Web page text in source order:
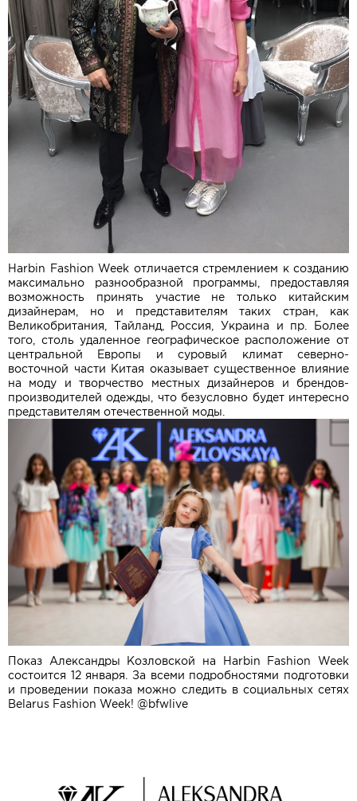
Harbin Fashion Week отличается стремлением к созданию
максимально разнообразной программы, предоставляя
возможность принять участие не только китайским
дизайнерам, но и представителям таких стран, как
Великобритания, Тайланд, Россия, Украина и пр. Более
того, столь удаленное географическое расположение от
центральной Европы и суровый климат северно-
восточной части Китая оказывает существенное влияние
на моду и творчество местных дизайнеров и брендов-
производителей одежды, что безусловно будет интересно
представителям отечественной моды.
Показ Александры Козловской на Harbin Fashion Week
состоится 12 января. За всеми подробностями подготовки
и проведении показа можно следить в социальных сетях
Belarus Fashion Week! @bfwlive